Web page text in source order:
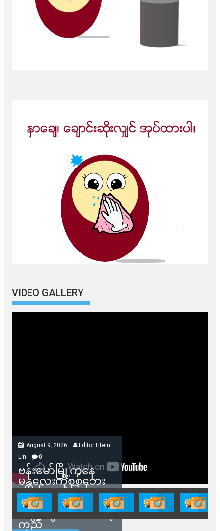
VIDEO GALLERY
August 9, 2026
Editor Htein
Lin
0
ဗန်းမော်မြို့ကနေ
မန္တလေးကိုစစ်ဘေး
ရှောင်နေတဲ့ပြည်သူ
တွေအတွက် ရှမ်းနီ
အဖွဲ့တွေက ထောက်ပံ့
ကူညီ